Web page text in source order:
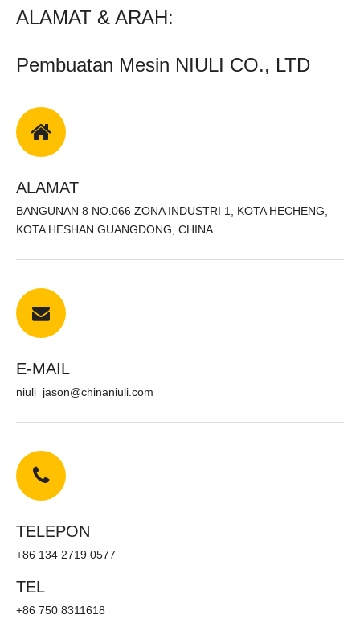
ALAMAT & ARAH:
Pembuatan Mesin NIULI CO., LTD
ALAMAT
BANGUNAN 8 NO.066 ZONA INDUSTRI 1, KOTA HECHENG,
KOTA HESHAN GUANGDONG, CHINA
E-MAIL
niuli_jason@chinaniuli.com
TELEPON
+86 134 2719 0577
TEL
+86 750 8311618